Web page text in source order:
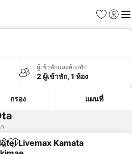
รายการโป
เข้าสู่ร
เมนู
ผู้เข้าพักและห้องพัก
2 ผู้เข้าพัก, 1 ห้อง
กรอง แผนที่
ร์ เพิ่มในรายการโปรด
Livemax Kamata